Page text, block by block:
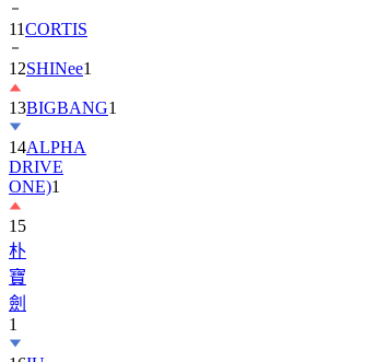
11CORTIS
12SHINee1
13BIGBANG1
14ALPHA
DRIVE
ONE)1
15
朴
寶
劍
1